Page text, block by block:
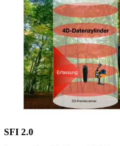
SFI 2.0